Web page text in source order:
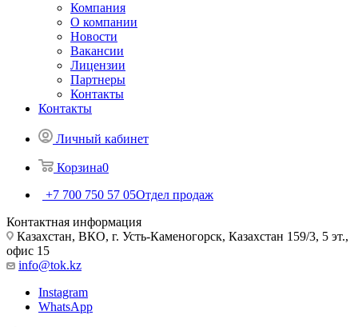
Компания
О компании
Новости
Вакансии
Лицензии
Партнеры
Контакты
Контакты
Личный кабинет
Корзина0
+7 700 750 57 05Отдел продаж
Контактная информация
Казахстан, ВКО, г. Усть-Каменогорск, Казахстан 159/3, 5 эт.,
офис 15
info@tok.kz
Instagram
WhatsApp